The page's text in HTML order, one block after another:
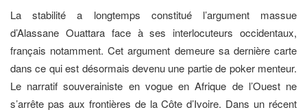
La stabilité a longtemps constitué l’argument massue
d’Alassane Ouattara face à ses interlocuteurs occidentaux,
français notamment. Cet argument demeure sa dernière carte
dans ce qui est désormais devenu une partie de poker menteur.
Le narratif souverainiste en vogue en Afrique de l’Ouest ne
s’arrête pas aux frontières de la Côte d’Ivoire. Dans un récent